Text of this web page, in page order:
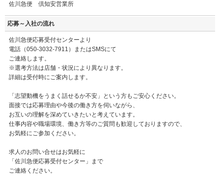
佐川急便 倶知安営業所
応募～入社の流れ
佐川急便応募受付センターより
電話（050-3032-7911）またはSMSにて
ご連絡します。
※選考方法は店舗・状況により異なります。
詳細は受付時にご案内します。
「志望動機をうまく話せるか不安」という方もご安心ください。
面接では応募理由や今後の働き方を伺いながら、
お互いの理解を深めていきたいと考えています。
仕事内容や職場環境、働き方等のご質問も歓迎しておりますので、
お気軽にご参加ください。
求人のお問い合せはお気軽に
「佐川急便応募受付センター」まで
ご連絡ください。